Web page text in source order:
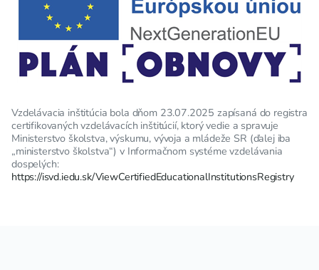
Vzdelávacia inštitúcia bola dňom 23.07.2025 zapísaná do registra
certifikovaných vzdelávacích inštitúcií, ktorý vedie a spravuje
Ministerstvo školstva, výskumu, vývoja a mládeže SR (ďalej iba
„ministerstvo školstva“) v Informačnom systéme vzdelávania
dospelých:
https://isvd.iedu.sk/ViewCertifiedEducationalInstitutionsRegistry